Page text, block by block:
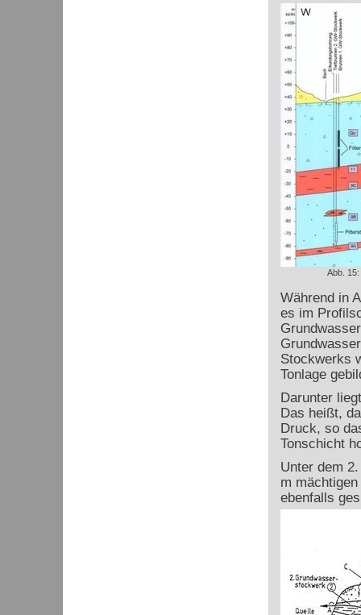
Abb.
Während in
es im
Stockwerks
Tonlage
Darunter
Das heißt,
Druck, so
Tonschicht
Unter dem
m
ebenfalls